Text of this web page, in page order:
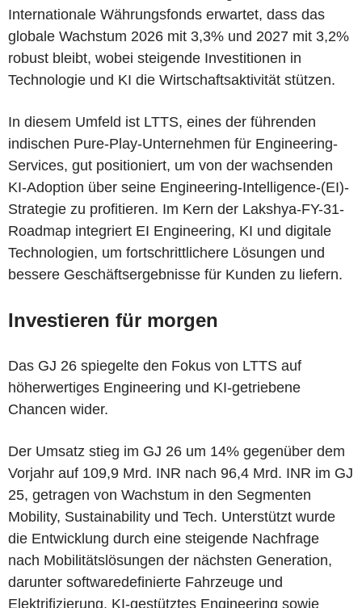
Internationale Währungsfonds erwartet, dass das
globale Wachstum 2026 mit 3,3% und 2027 mit 3,2%
robust bleibt, wobei steigende Investitionen in
Technologie und KI die Wirtschaftsaktivität stützen.
In diesem Umfeld ist LTTS, eines der führenden
indischen Pure-Play-Unternehmen für Engineering-
Services, gut positioniert, um von der wachsenden
KI-Adoption über seine Engineering-Intelligence-(EI)-
Strategie zu profitieren. Im Kern der Lakshya-FY-31-
Roadmap integriert EI Engineering, KI und digitale
Technologien, um fortschrittlichere Lösungen und
bessere Geschäftsergebnisse für Kunden zu liefern.
Investieren für morgen
Das GJ 26 spiegelte den Fokus von LTTS auf
höherwertiges Engineering und KI-getriebene
Chancen wider.
Der Umsatz stieg im GJ 26 um 14% gegenüber dem
Vorjahr auf 109,9 Mrd. INR nach 96,4 Mrd. INR im GJ
25, getragen von Wachstum in den Segmenten
Mobility, Sustainability und Tech. Unterstützt wurde
die Entwicklung durch eine steigende Nachfrage
nach Mobilitätslösungen der nächsten Generation,
darunter softwaredefinierte Fahrzeuge und
Elektrifizierung, KI-gestütztes Engineering sowie